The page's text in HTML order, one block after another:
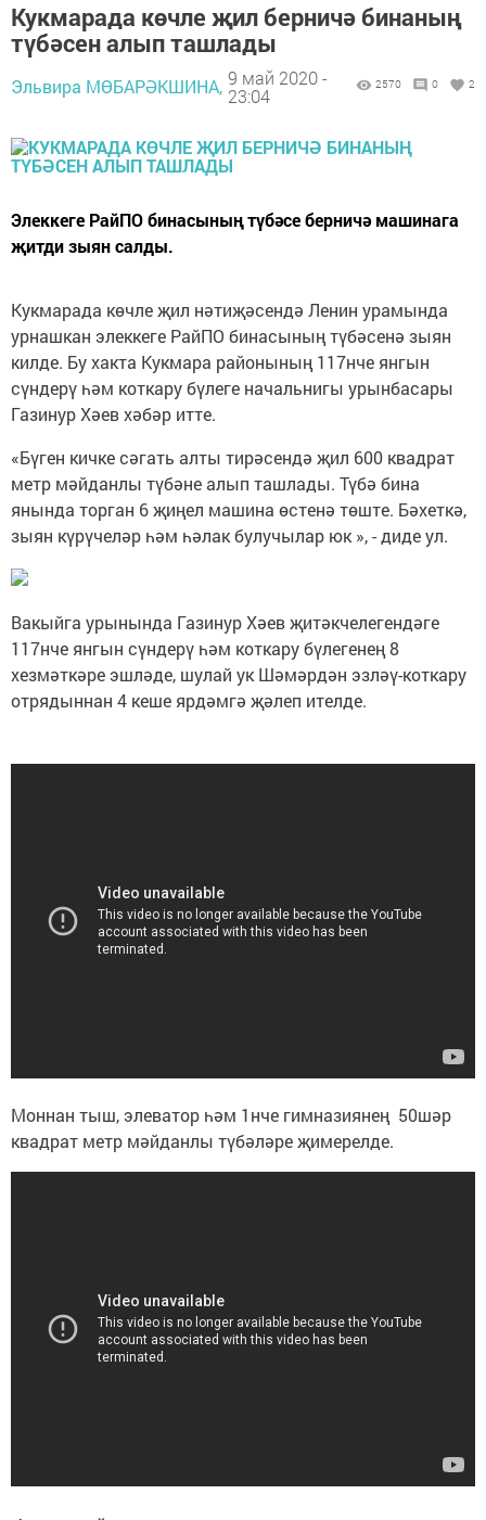
Кукмарада көчле җил берничә бинаның
түбәсен алып ташлады
Эльвира МӨБАРӘКШИНА, 9 май 2020 -
23:04
2570 0 2
Элеккеге РайПО бинасының түбәсе берничә машинага
җитди зыян салды.
Кукмарада көчле җил нәтиҗәсендә Ленин урамында
урнашкан элеккеге РайПО бинасының түбәсенә зыян
килде. Бу хакта Кукмара районының 117нче янгын
сүндерү һәм коткару бүлеге начальнигы урынбасары
Газинур Хәев хәбәр итте.
«Бүген кичке сәгать алты тирәсендә җил 600 квадрат
метр мәйданлы түбәне алып ташлады. Түбә бина
янында торган 6 җиңел машина өстенә төште. Бәхеткә,
зыян күрүчеләр һәм һәлак булучылар юк », - диде ул.
Вакыйга урынында Газинур Хәев җитәкчелегендәге
117нче янгын сүндерү һәм коткару бүлегенең 8
хезмәткәре эшләде, шулай ук Шәмәрдән эзләү-коткару
отрядыннан 4 кеше ярдәмгә җәлеп ителде.
Моннан тыш, элеватор һәм 1нче гимназиянең 50шәр
квадрат метр мәйданлы түбәләре җимерелде.